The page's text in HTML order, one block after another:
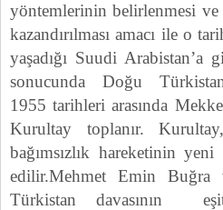
yöntemlerinin belirlenmesi
kazandırılması amacı ile o
yaşadığı Suudi Arabistan’a
sonucunda Doğu Türkistan
1955 tarihleri arasında
Kurultay toplanır.
bağımsızlık hareketinin
edilir.Mehmet Emin Buğra
Türkistan davasının eşit